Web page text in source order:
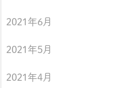
2021年6月
2021年5月
2021年4月